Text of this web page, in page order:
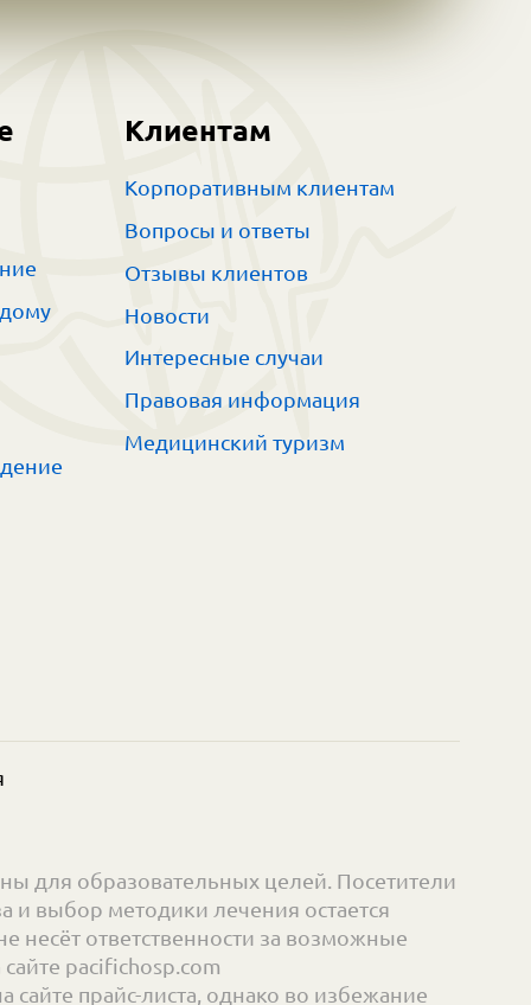
Клиентам
Корпоративным клиентам
Вопросы и ответы
Отзывы клиентов
Новости
Интересные случаи
Правовая информация
Медицинский туризм
для образовательных целей. Посетители
и выбор методики лечения остается
ответственности за возможные
pacifichosp.com
прайс-листа, однако во избежание